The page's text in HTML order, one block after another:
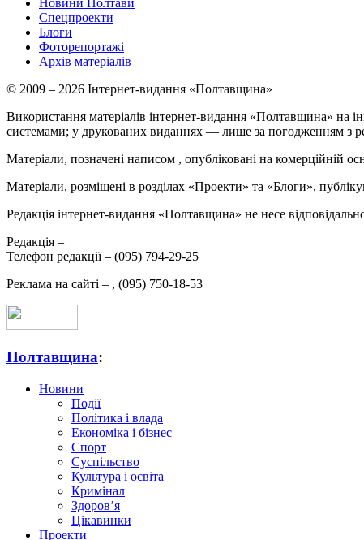
Новини Полтави
Спецпроекти
Блоги
Фоторепортажі
Архів матеріалів
© 2009 – 2026 Інтернет-видання «Полтавщина»
Використання матеріалів інтернет-видання «Полтавщина» на
системами; у друкованих виданнях — лише за погодженням з
Матеріали, позначені написом , опубліковані на комерційній
Матеріали, розміщені в розділах «Проекти» та «Блоги»,
Редакція інтернет-видання «Полтавщина» не несе
Редакція –
Телефон редакції – (095) 794-29-25
Реклама на сайті – , (095) 750-18-53
Полтавщина:
Новини
Події
Політика і влада
Економіка і бізнес
Спорт
Суспільство
Культура і освіта
Кримінал
Здоров’я
Цікавинки
Проекти